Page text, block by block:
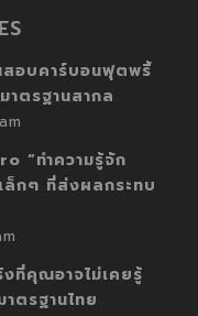
สอบคาร์บอนฟุตพริ้
ตรฐานสากล
“ทำความรู้จัก
ล็กๆ ที่ส่งผลกระทบ
ที่คุณอาจไม่เคยรู้
ตรฐานไทย